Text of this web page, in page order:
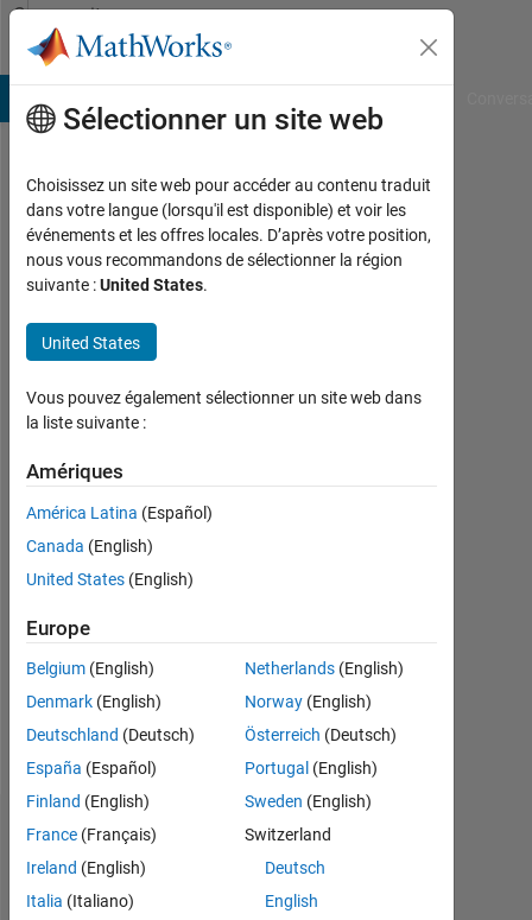
Passer au contenu
Community
Profile
mousa
alsarhan
Last
plus
de 3
y a
Actif
depuis
2022
0
Following:
0
Follow
Tableau de bord
Statistiques
Sélectionner un site web
Choisissez un site web pour accéder au contenu traduit
dans votre langue (lorsqu'il est disponible) et voir les
événements et les offres locales. D’après votre position,
nous vous recommandons de sélectionner la région
suivante :United States.
United States
Vous pouvez également sélectionner un site web dans
la liste suivante :
Amériques
América Latina (Español)
Canada (English)
United States (English)
Europe
Belgium (English)
Denmark (English)
Deutschland (Deutsch)
España (Español)
Finland (English)
France (Français)
Ireland (English)
Italia (Italiano)
Netherlands(English)
Norway(English)
Österreich (Deutsch)
Portugal (English)
Sweden (English)
Switzerland
Deutsch
English